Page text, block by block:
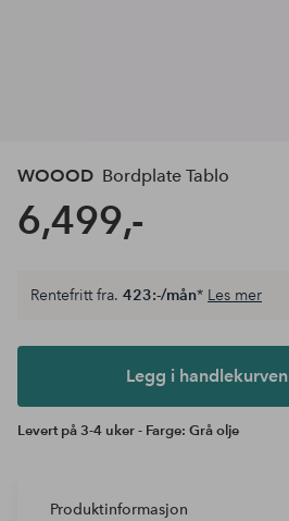
WOOOD Bordplate Tablo
6,499,-
Legg i
Rentefritt fra. 423:-/mån* Les mer
Legg i handlekurven
Levert på 3-4 uker - Farge: Grå olje
Produktinformasjon